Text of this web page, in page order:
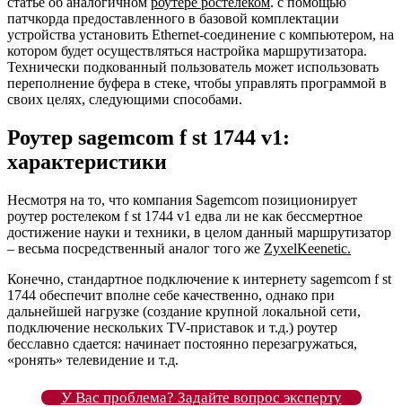
патчкорда предоставленного в базовой комплектации
устройства установить Ethernet-соединение с компьютером, на
котором будет осуществляться настройка маршрутизатора.
Технически подкованный пользователь может использовать
переполнение буфера в стеке, чтобы управлять программой в
своих целях, следующими способами.
Роутер sagemcom f st 1744 v1:
характеристики
Несмотря на то, что компания Sagemcom позиционирует
роутер ростелеком f st 1744 v1 едва ли не как бессмертное
достижение науки и техники, в целом данный маршрутизатор
– весьма посредственный аналог того же ZyxelKeenetic.
Конечно, стандартное подключение к интернету sagemcom f st
1744 обеспечит вполне себе качественно, однако при
дальнейшей нагрузке (создание крупной локальной сети,
подключение нескольких TV-приставок и т.д.) роутер
бесславно сдается: начинает постоянно перезагружаться,
«ронять» телевидение и т.д.
У Вас проблема? Задайте вопрос эксперту